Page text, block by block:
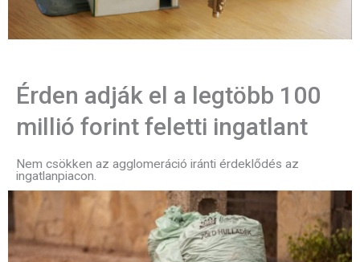
Érden adják el a legtöbb 100
millió forint feletti ingatlant
Nem csökken az agglomeráció iránti érdeklődés az
ingatlanpiacon.